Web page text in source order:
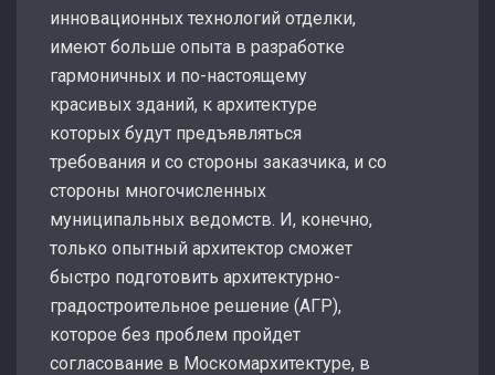
инновационных технологий отделки,
имеют больше опыта в разработке
гармоничных и по-настоящему
красивых зданий, к архитектуре
которых будут предъявляться
требования и со стороны заказчика, и со
стороны многочисленных
муниципальных ведомств. И, конечно,
только опытный архитектор сможет
быстро подготовить архитектурно-
градостроительное решение (АГР),
которое без проблем пройдет
согласование в Москомархитектуре, в